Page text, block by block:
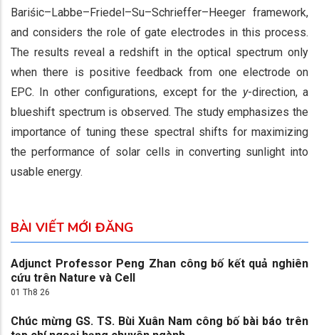
Bariśic–Labbe–Friedel–Su–Schrieffer–Heeger framework,
and considers the role of gate electrodes in this process.
The results reveal a redshift in the optical spectrum only
when there is positive feedback from one electrode on
EPC. In other configurations, except for the y-direction, a
blueshift spectrum is observed. The study emphasizes the
importance of tuning these spectral shifts for maximizing
the performance of solar cells in converting sunlight into
usable energy.
BÀI VIẾT MỚI ĐĂNG
Adjunct Professor Peng Zhan công bố kết quả nghiên
cứu trên Nature và Cell
01 Th8 26
Chúc mừng GS. TS. Bùi Xuân Nam công bố bài báo trên